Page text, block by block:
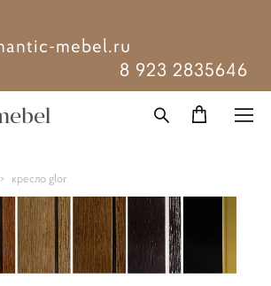
mebel.ru
8 923 2835646
> кресло glor